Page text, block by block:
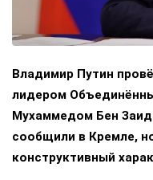
Владимир Путин
лидером
Мухаммедом Бен
сообщили в Кремле,
конструктивный